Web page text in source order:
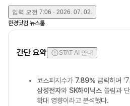
입력 오전 7:06 · 2026. 07. 02.
한경닷컴 뉴스룸
간단 요약 STAT AI 안내
코스피지수가 7.89% 급락하며 '7
삼성전자와 SK하이닉스 쏠림과
확대 영향이라고 분석했다.